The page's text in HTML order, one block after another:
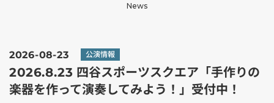
News
2026-08-23 公演情報
2026.8.23 四谷スポーツスクエア「手作りの
楽器を作って演奏してみよう！」受付中！